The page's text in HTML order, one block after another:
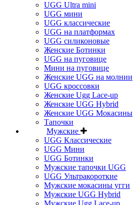
UGG Ultra mini
UGG мини
UGG классические
UGG на платформах
UGG силиконовые
Женские Ботинки
UGG на пуговице
Мини на пуговице
Женские UGG на молнии
UGG кроссовки
Женские Ugg Lace-up
Женские UGG Hybrid
Женские UGG Мокасины
Тапочки
Мужские
UGG Классические
UGG Мини
UGG Ботинки
Мужские тапочки UGG
UGG Ультракороткие
Мужские мокасины угги
Мужские UGG Hybrid
Мужские Ugg Lace-up